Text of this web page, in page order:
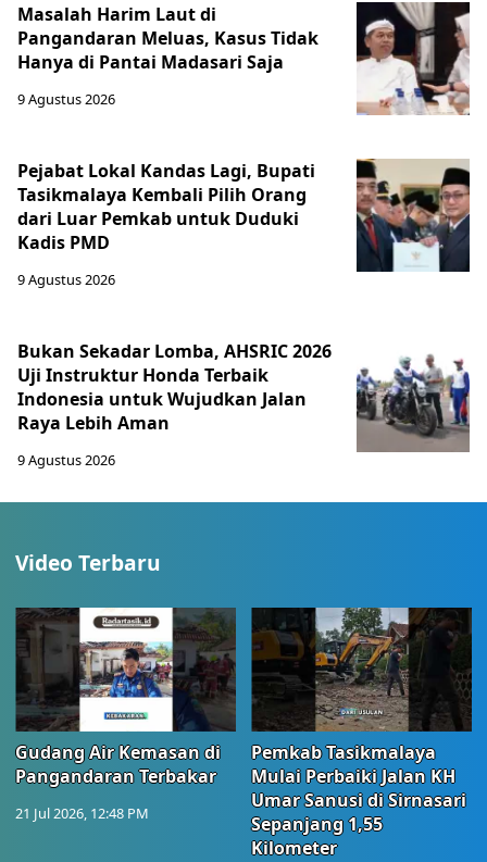
Masalah Harim Laut di
Pangandaran Meluas, Kasus Tidak
Hanya di Pantai Madasari Saja
9 Agustus 2026
Pejabat Lokal Kandas Lagi, Bupati
Tasikmalaya Kembali Pilih Orang
dari Luar Pemkab untuk Duduki
Kadis PMD
9 Agustus 2026
Bukan Sekadar Lomba, AHSRIC 2026
Uji Instruktur Honda Terbaik
Indonesia untuk Wujudkan Jalan
Raya Lebih Aman
9 Agustus 2026
Video Terbaru
Gudang Air Kemasan di
Pangandaran Terbakar
21 Jul 2026, 12:48 PM
Pemkab Tasikmalaya
Mulai Perbaiki Jalan KH
Umar Sanusi di Sirnasari
Sepanjang 1,55
Kilometer